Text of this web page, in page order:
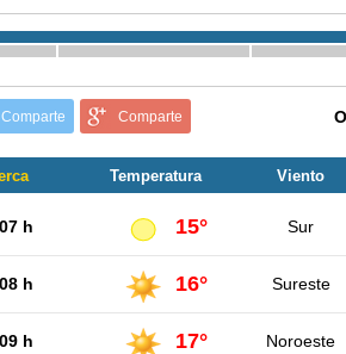
Comparte Comparte
Temperatura Viento
07 h 15° Sur
08 h 16° Sureste
09 h 17° Noroeste